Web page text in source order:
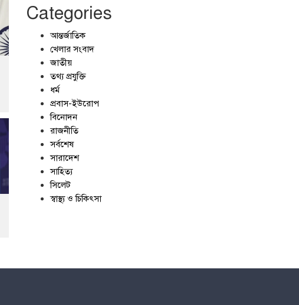
Categories
আন্তর্জাতিক
খেলার সংবাদ
জাতীয়
তথ্য প্রযুক্তি
ধর্ম
প্রবাস-ইউরোপ
বিনোদন
রাজনীতি
সর্বশেষ
সারাদেশ
সাহিত্য
সিলেট
স্বাস্থ্য ও চিকিৎসা